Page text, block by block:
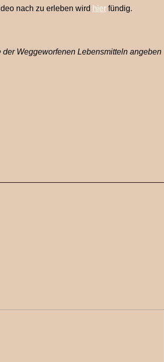
nach zu erleben wird hier fündig.
Weggeworfenen Lebensmitteln angeben